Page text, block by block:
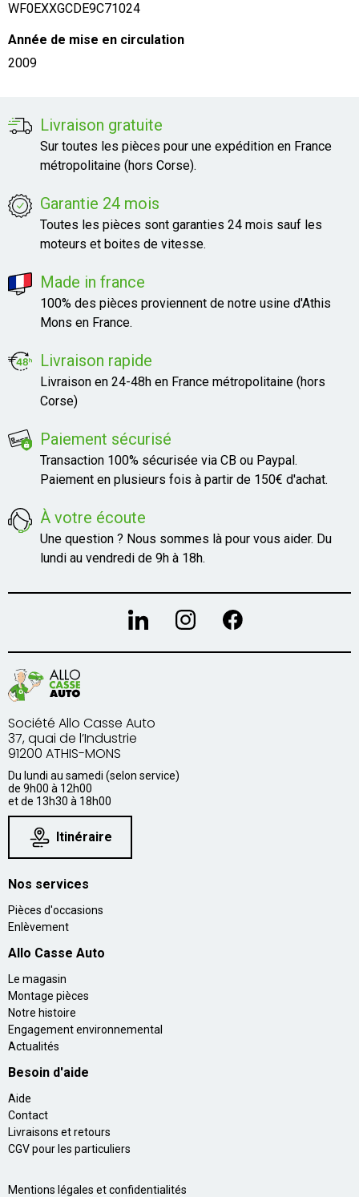
WF0EXXGCDE9C71024
Année de mise en circulation
2009
Livraison gratuite
Sur toutes les pièces pour une expédition en France
métropolitaine (hors Corse).
Garantie 24 mois
Toutes les pièces sont garanties 24 mois sauf les
moteurs et boites de vitesse.
Made in france
100% des pièces proviennent de notre usine d'Athis
Mons en France.
Livraison rapide
Livraison en 24-48h en France métropolitaine (hors
Corse)
Paiement sécurisé
Transaction 100% sécurisée via CB ou Paypal.
Paiement en plusieurs fois à partir de 150€ d'achat.
À votre écoute
Une question ? Nous sommes là pour vous aider. Du
lundi au vendredi de 9h à 18h.
Société Allo Casse Auto
37, quai de l’Industrie
91200 ATHIS-MONS
Du lundi au samedi (selon service)
de 9h00 à 12h00
et de 13h30 à 18h00
Itinéraire
Nos services
Pièces d'occasions
Enlèvement
Allo Casse Auto
Le magasin
Montage pièces
Notre histoire
Engagement environnemental
Actualités
Besoin d'aide
Aide
Contact
Livraisons et retours
CGV pour les particuliers
Mentions légales et confidentialités